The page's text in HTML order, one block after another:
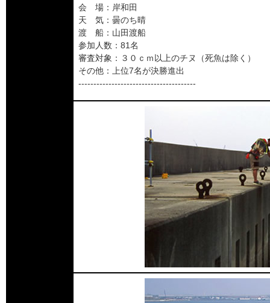
会 場：岸和田
天 気：曇のち晴
渡 船：山田渡船
参加人数：81名
審査対象：３０ｃｍ以上のチヌ（死魚は除く）
その他：上位7名が決勝進出
---------------------------------------